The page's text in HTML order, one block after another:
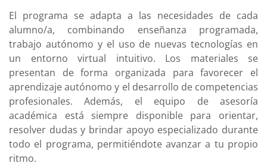
El programa se adapta a las necesidades de cada
alumno/a, combinando enseñanza programada,
trabajo autónomo y el uso de nuevas tecnologías en
un entorno virtual intuitivo. Los materiales se
presentan de forma organizada para favorecer el
aprendizaje autónomo y el desarrollo de competencias
profesionales. Además, el equipo de asesoría
académica está siempre disponible para orientar,
resolver dudas y brindar apoyo especializado durante
todo el programa, permitiéndote avanzar a tu propio
ritmo.